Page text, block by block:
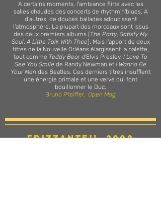
A certains moments, l'ambiance flirte avec les
salles chaudes des concerts de rhythm'n'blues. A
d'autres, de douces ballades adoucissent
l'atmosphère. La plupart des morceaux sont issus
des deux premiers albums (The Party, Satisfy My
Soul, A Little Talk With Thee). Mais l'apport de deux
titres de la Nouvelle Orléans élargissent la palette,
tout comme Teddy Beard'Elvis Presley, I Love To
See You Smile de Randy Newman et I Wanna Be
Your Man des Beatles. Ces derniers titres insufflent
une énergie primale et une verve qui font
bouillonner le Duc.
Bruno Pfeiffer, Open Mag
Frizzante!!, 2009